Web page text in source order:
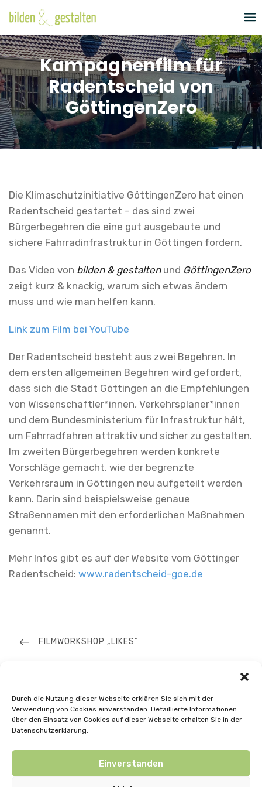
Durch die Nutzung dieser Webseite erklären Sie sich mit der
Verwendung von Cookies einverstanden. Detaillierte Informationen
über den Einsatz von Cookies auf dieser Webseite erhalten Sie in der
Datenschutzerklärung.
Einverstanden
to
content
Kampagnenfilm für
Radentscheid von
GöttingenZero
Die Klimaschutzinitiative GöttingenZero hat einen
Radentscheid gestartet – das sind zwei
Bürgerbegehren die eine gut ausgebaute und
sichere Fahrradinfrastruktur in Göttingen fordern.
Das Video von bilden & gestaltenund GöttingenZero
zeigt kurz & knackig, warum sich etwas ändern
muss und wie man helfen kann.
Link zum Film bei YouTube
Der Radentscheid besteht aus zwei Begehren. In
dem ersten allgemeinen Begehren wird gefordert,
dass sich die Stadt Göttingen an die Empfehlungen
von Wissenschaftler*innen, Verkehrsplaner*innen
und dem Bundesministerium für Infrastruktur hält,
um Fahrradfahren attraktiv und sicher zu gestalten.
Im zweiten Bürgerbegehren werden konkrete
Vorschläge gemacht, wie der begrenzte
Verkehrsraum in Göttingen neu aufgeteilt werden
kann. Darin sind beispielsweise genaue
Straßennamen mit den erforderlichen Maßnahmen
genannt.
Mehr Infos gibt es auf der Website vom Göttinger
Radentscheid: www.radentscheid-goe.de
Navigation
PREVIOUS
FILMWORKSHOP „LIKES“
POST